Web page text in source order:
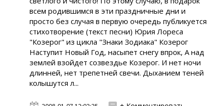
всем родившимся в эти праздничные дни и
просто без случая в первую очередь публикуется
стихотворение (текст песни) Юрия Лореса
"Козерог" из цикла "Знаки Зодиака" Козерог
Наступит Новый Год, насыпет снегу впрок, А над
землей взойдет созвездье Козерог. И нет ночи
длинней, нет трепетней свечи. Дыханием теней
колышутся л...